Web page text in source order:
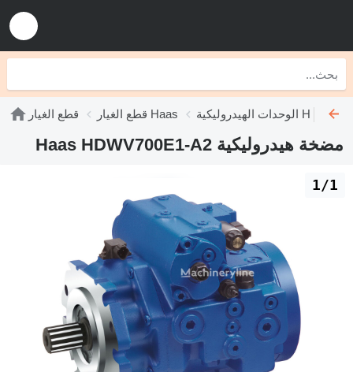
قطع الغيار قطع الغيار Haas الوحدات الهيدروليكية Haas
مضخة هيدروليكية Haas HDWV700E1-A2
1/1